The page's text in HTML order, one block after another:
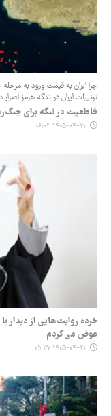
چرا ایران به قیمت ورود به
ترتیبات ایران در تنگه هرمز اصرار
قاطعیت در تنگه برای
۱۴۰۵-۰۴-۲۲ ۰۶:۰۳
خرده روایت‌هایی از دیدار
عوض می‌کردم
۱۴۰۵-۰۴-۲۲ ۰۵:۳۷